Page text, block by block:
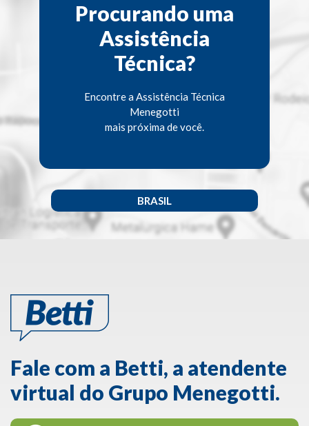
Procurando uma
Assistência
Técnica?
Encontre a Assistência Técnica
Menegotti
mais próxima de você.
BRASIL
Fale com a Betti, a atendente
virtual do Grupo Menegotti.